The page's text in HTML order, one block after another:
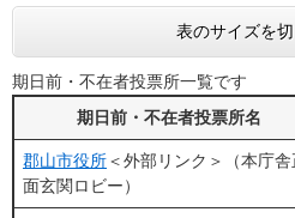
表のサイズを
期日前・不在者投票所一覧です
期日前・不在者投票所名
郡山市役所＜外部リンク＞
（本庁
面玄関ロビー）